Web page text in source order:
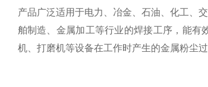
产品广泛适用于电力、冶金、石油、化工、
舶制造、金属加工等行业的焊接工序，能有
机、打磨机等设备在工作时产生的金属粉尘